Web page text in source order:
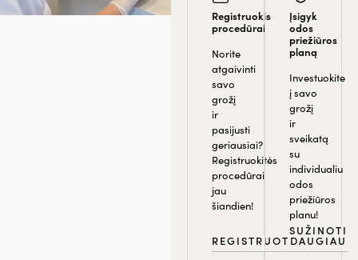
Registruokis
procedūrai
Norite
atgaivinti
savo
grožį
ir
pasijusti
geriausiai?
Registruokitės
procedūrai
jau
šiandien!
REGISTRUOTIS
Įsigyk
odos
priežiūros
planą
Investuokite
į savo
grožį
ir
sveikatą
su
individualiu
odos
priežiūros
planu!
SUŽINOTI
DAUGIAU